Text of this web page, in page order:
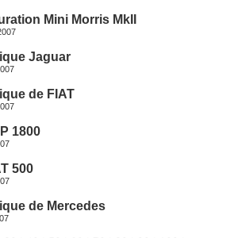
Mini Morris MkII
Jaguar
de FIAT
1800
500
de Mercedes